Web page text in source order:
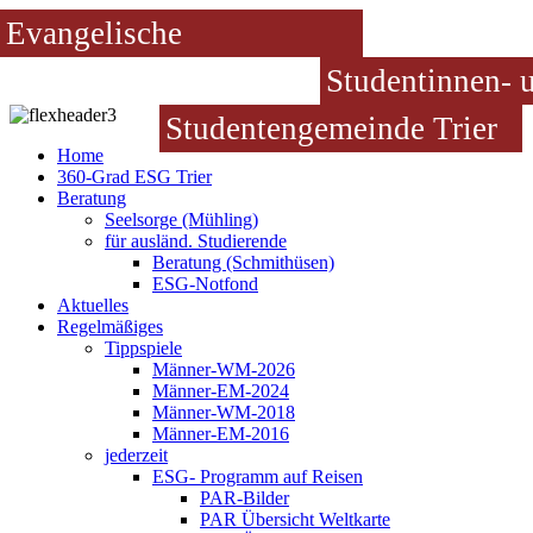
Evangelische
Studentinnen-
Studentengemeinde Trier
Home
360-Grad ESG Trier
Beratung
Seelsorge (Mühling)
für ausländ. Studierende
Beratung (Schmithüsen)
ESG-Notfond
Aktuelles
Regelmäßiges
Tippspiele
Männer-WM-2026
Männer-EM-2024
Männer-WM-2018
Männer-EM-2016
jederzeit
ESG- Programm auf Reisen
PAR-Bilder
PAR Übersicht Weltkarte